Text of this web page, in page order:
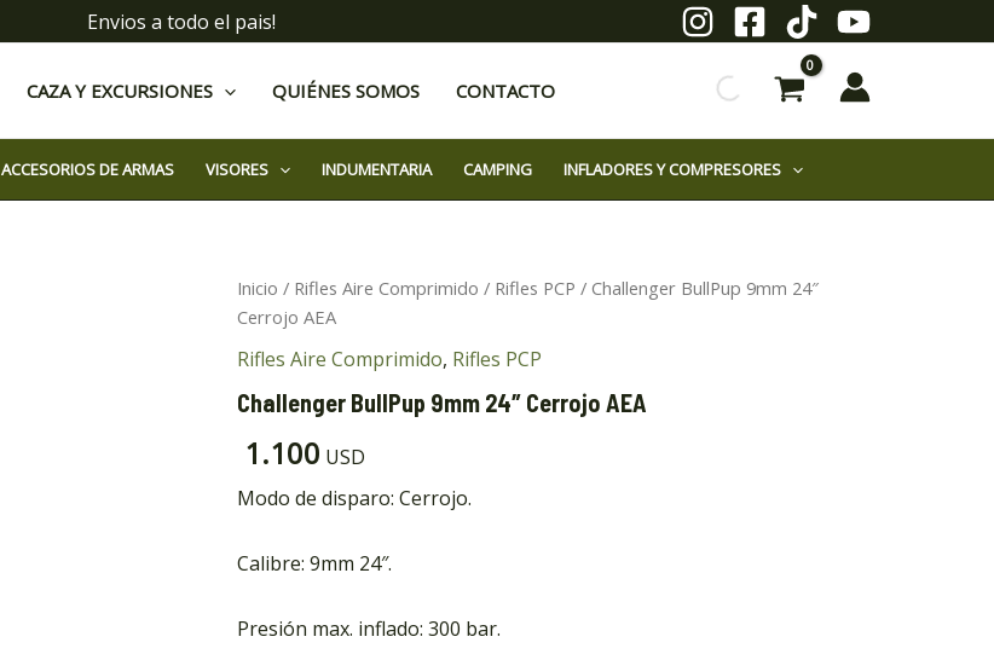
Envios a todo el pais!
CAZA Y EXCURSIONES QUIÉNES SOMOS CONTACTO
ACCESORIOS DE ARMAS VISORES INDUMENTARIA CAMPING INFLADORES Y COMPRESORES
Inicio / Rifles Aire Comprimido / Rifles PCP / Challenger BullPup 9mm 24″
Cerrojo AEA
Rifles Aire Comprimido, Rifles PCP
Challenger BullPup 9mm 24″ Cerrojo AEA
1.100 USD
Modo de disparo: Cerrojo.
Calibre: 9mm 24″.
Presión max. inflado: 300 bar.
Challenger
BullPup
9mm
24"
AEA